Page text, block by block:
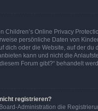
Children’s Online Privacy
persönliche Daten von
dich oder die Website, auf der
kann und nicht die
Forum gibt?“ behandelt
registrieren?
Administration die